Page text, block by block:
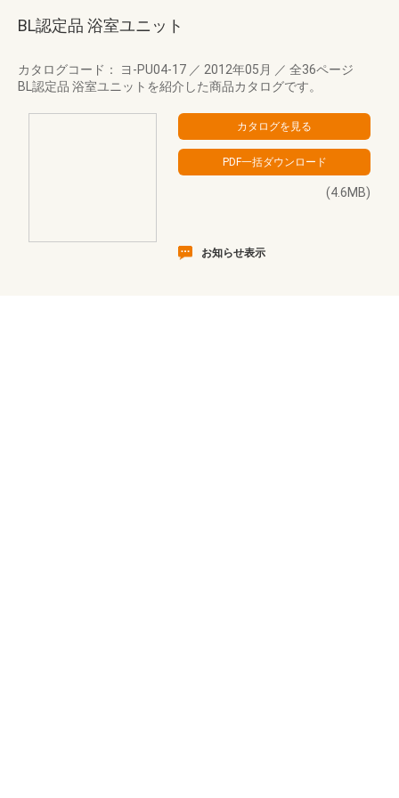
BL認定品 浴室ユニット
カタログコード： ヨ-PU04-17 ／ 2012年05月 ／ 全36ページ
BL認定品 浴室ユニットを紹介した商品カタログです。
(4.6MB)
お知らせ表示